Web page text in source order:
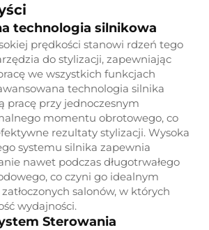
technologia silnikowa
prędkości stanowi rdzeń tego
do stylizacji, zapewniając
we wszystkich funkcjach
technologia silnika
pracę przy jednoczesnym
momentu obrotowego, co
rezultaty stylizacji. Wysoka
systemu silnika zapewnia
nawet podczas długotrwałego
co czyni go idealnym
salonów, w których
wydajności.
Sterowania